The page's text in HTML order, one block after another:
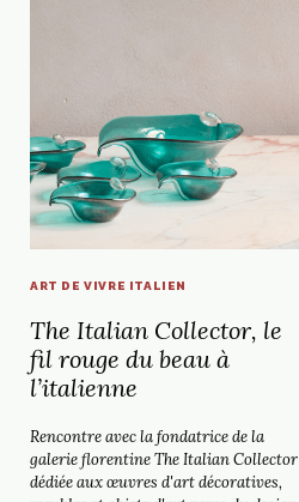
ART DE VIVRE ITALIEN
The Italian Collector, le
fil rouge du beau à
l’italienne
Rencontre avec la fondatrice de la
galerie florentine The Italian Collector
dédiée aux œuvres d'art décoratives,